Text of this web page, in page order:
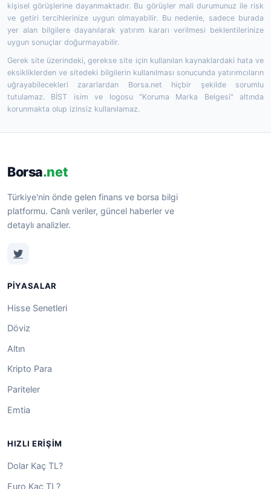
kişisel görüşlerine dayanmaktadır. Bu görüşler mali durumunuz ile risk
ve getiri tercihlerinize uygun olmayabilir. Bu nedenle, sadece burada
yer alan bilgilere dayanılarak yatırım kararı verilmesi beklentilerinize
uygun sonuçlar doğurmayabilir.
Gerek site üzerindeki, gerekse site için kullanılan kaynaklardaki hata ve
eksikliklerden ve sitedeki bilgilerin kullanılması sonucunda yatırımcıların
uğrayabilecekleri zararlardan Borsa.net hiçbir şekilde sorumlu
tutulamaz. BİST isim ve logosu "Koruma Marka Belgesi" altında
korunmakta olup izinsiz kullanılamaz.
Borsa.net
Türkiye'nin önde gelen finans ve borsa bilgi
platformu. Canlı veriler, güncel haberler ve
detaylı analizler.
PIYASALAR
Hisse Senetleri
Döviz
Altın
Kripto Para
Pariteler
Emtia
HIZLI ERIŞIM
Dolar Kaç TL?
Euro Kaç TL?